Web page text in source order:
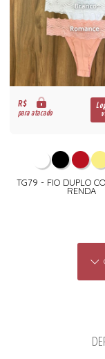
R$
para atacado
TG79 - FIO DUPLO
RENDA